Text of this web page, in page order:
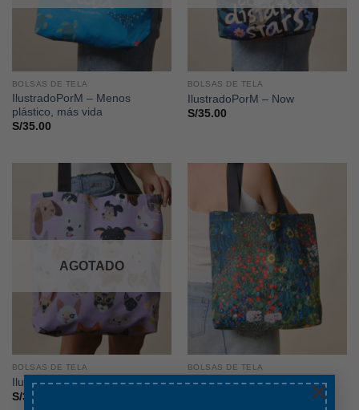
×
BOLSAS DE TELA
IlustradoPorM – Menos
plástico, más vida
S/35.00
BOLSAS DE TELA
IlustradoPorM – Now
S/35.00
AGOTADO
BOLSAS DE TELA
IlustradoPorM – Pets
S/35.00
BOLSAS DE TELA
Klimt – Jardín de Flores